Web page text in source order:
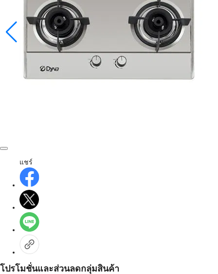
แชร์
โปรโมชั่นและส่วนลดกลุ่มสินค้า